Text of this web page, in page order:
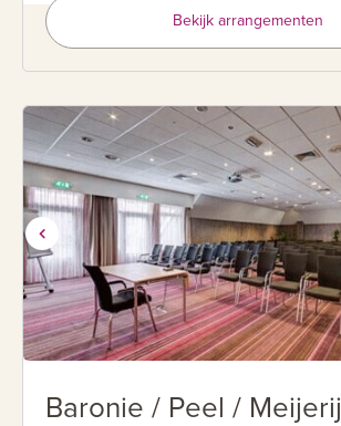
Bekijk arrangementen
Baronie / Peel / Meijerij